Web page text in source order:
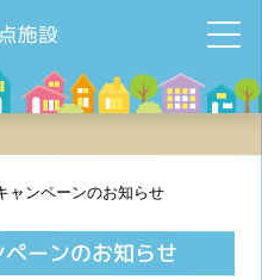
施設
ャンペーンのお知らせ
ーンのお知らせ